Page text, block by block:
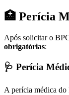
🏥 Perícia
Após solicitar o
obrigatórias:
🩺 Perícia
A perícia médica